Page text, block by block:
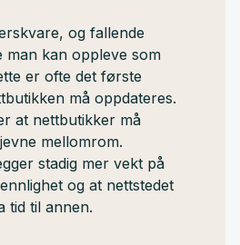
og fallende
man kan oppleve som
er ofte det første
må oppdateres.
at nettbutikker må
mellomrom.
stadig mer vekt på
og at nettstedet
tid til annen.